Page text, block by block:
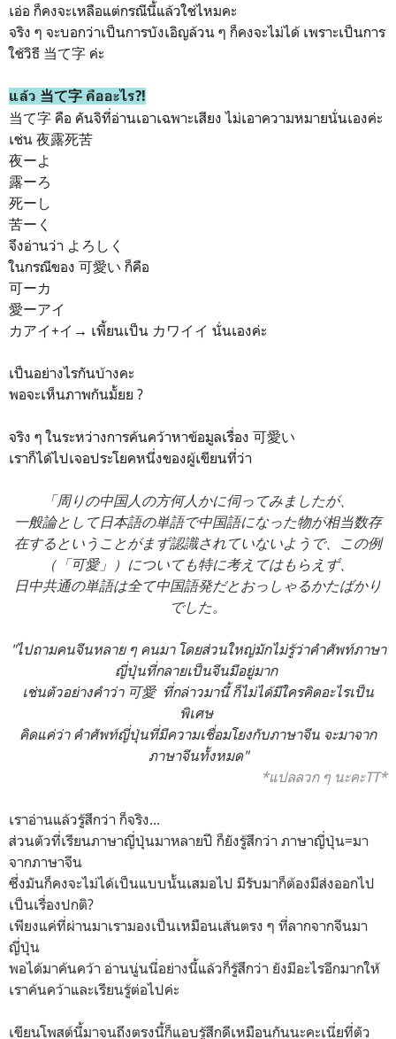
เอ่อ ก็คงจะเหลือแต่กรณีนี้แล้วใช่ไหมคะ
จริง ๆ จะบอกว่าเป็นการบังเอิญล้วน ๆ ก็คงจะไม่ได้ เพราะเป็นการ
ใช้วิธี 当て字 ค่ะ
แล้ว 当て字 คืออะไร?!
当て字 คือ คันจิที่อ่านเอาเฉพาะเสียง ไม่เอาความหมายนั่นเองค่ะ
เช่น 夜露死苦
夜ーよ
露ーろ
死ーし
苦ーく
จึงอ่านว่า よろしく
ในกรณีของ 可愛い ก็คือ
可ーカ
愛ーアイ
カアイ+イ→ เพี้ยนเป็น カワイイ นั่นเองค่ะ
เป็นอย่างไรกันบ้างคะ
พอจะเห็นภาพกันมั้ยย ?
จริง ๆ ในระหว่างการค้นคว้าหาข้อมูลเรื่อง 可愛い
เราก็ได้ไปเจอประโยคหนึ่งของผู้เขียนที่ว่า
「周りの中国人の方何人かに伺ってみましたが、
一般論として日本語の単語で中国語になった物が相当数存
在するということがまず認識されていないようで、この例
（「可愛」）についても特に考えてはもらえず、
日中共通の単語は全て中国語発だとおっしゃるかたばかり
でした。
"ไปถามคนจีนหลาย ๆ คนมา โดยส่วนใหญ่มักไม่รู้ว่าคำศัพท์ภาษา
ญี่ปุ่นที่กลายเป็นจีนมีอยู่มาก
เช่นตัวอย่างคำว่า 可愛 ที่กล่าวมานี้ ก็ไม่ได้มีใครคิดอะไรเป็น
พิเศษ
คิดแค่ว่า คำศัพท์ญี่ปุ่นที่มีความเชื่อมโยงกับภาษาจีน จะมาจาก
ภาษาจีนทั้งหมด"
*แปลลวก ๆ นะคะTT*
เราอ่านแล้วรู้สึกว่า ก็จริง...
ส่วนตัวที่เรียนภาษาญี่ปุ่นมาหลายปี ก็ยังรู้สึกว่า ภาษาญี่ปุ่น=มา
จากภาษาจีน
ซึ่งมันก็คงจะไม่ได้เป็นแบบนั้นเสมอไป มีรับมาก็ต้องมีส่งออกไป
เป็นเรื่องปกติ?
เพียงแค่ที่ผ่านมาเรามองเป็นเหมือนเส้นตรง ๆ ที่ลากจากจีนมา
ญี่ปุ่น
พอได้มาค้นคว้า อ่านนู่นนี่อย่างนี้แล้วก็รู้สึกว่า ยังมีอะไรอีกมากให้
เราค้นคว้าและเรียนรู้ต่อไปค่ะ
เขียนโพสต์นี้มาจนถึงตรงนี้ก็แอบรู้สึกดีเหมือนกันนะคะเนี่ยที่ตัว